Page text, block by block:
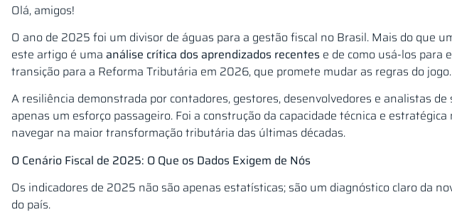
Olá, amigos!
O ano de 2025 foi um divisor de águas para a gestão fiscal no Brasil. Mais do que
este artigo é uma análise crítica dos aprendizados recentes e de como usá-los para
transição para a Reforma Tributária em 2026, que promete mudar as regras do jogo.
A resiliência demonstrada por contadores, gestores, desenvolvedores e analistas
apenas um esforço passageiro. Foi a construção da capacidade técnica e estratégica
navegar na maior transformação tributária das últimas décadas.
O Cenário Fiscal de 2025: O Que os Dados Exigem de Nós
Os indicadores de 2025 não são apenas estatísticas; são um diagnóstico claro da
do país.